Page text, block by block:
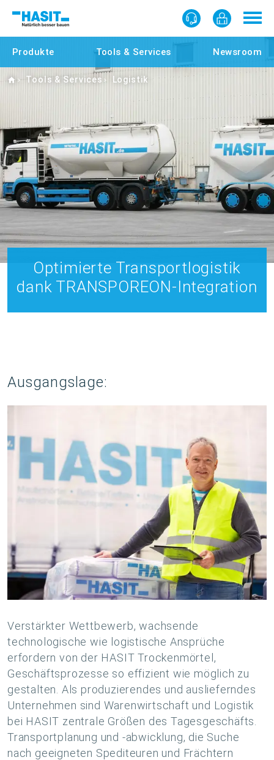
Produkte Tools & Services Newsroom
Home
Tools & Services Logistik
Optimierte Transportlogistik
dank TRANSPOREON-Integration
Ausgangslage:
Verstärkter Wettbewerb, wachsende
technologische wie logistische Ansprüche
erfordern von der HASIT Trockenmörtel,
Geschäftsprozesse so effizient wie möglich zu
gestalten. Als produzierendes und auslieferndes
Unternehmen sind Warenwirtschaft und Logistik
bei HASIT zentrale Größen des Tagesgeschäfts.
Transportplanung und -abwicklung, die Suche
nach geeigneten Spediteuren und Frächtern